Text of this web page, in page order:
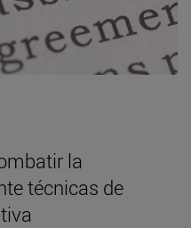
la
técnicas de